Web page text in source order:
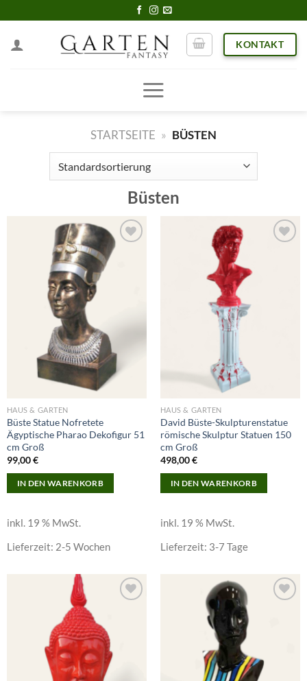
content
KONTAKT
STARTSEITE » BÜSTEN
Büsten
HAUS & GARTEN
Büste Statue Nofretete
Ägyptische Pharao Dekofigur 51
cm Groß
99,00€
IN DEN WARENKORB
inkl. 19 % MwSt.
Lieferzeit: 2-5 Wochen
HAUS & GARTEN
David Büste-Skulpturenstatue
römische Skulptur Statuen 150
cm Groß
498,00€
IN DEN WARENKORB
inkl. 19 % MwSt.
Lieferzeit: 3-7 Tage